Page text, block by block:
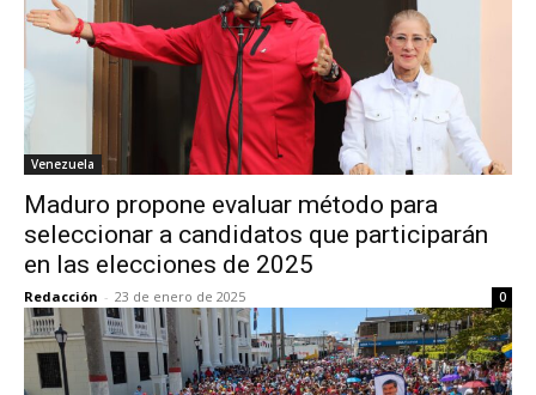
Venezuela
Maduro propone evaluar método para
seleccionar a candidatos que participarán
en las elecciones de 2025
Redacción - 23 de enero de 2025 0